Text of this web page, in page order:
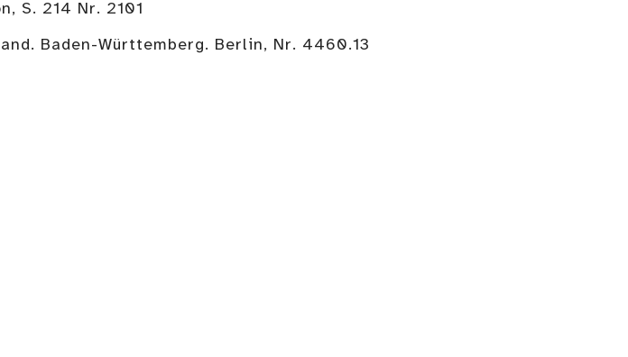
S. 214 Nr. 2101
Baden-Württemberg. Berlin, Nr. 4460.13